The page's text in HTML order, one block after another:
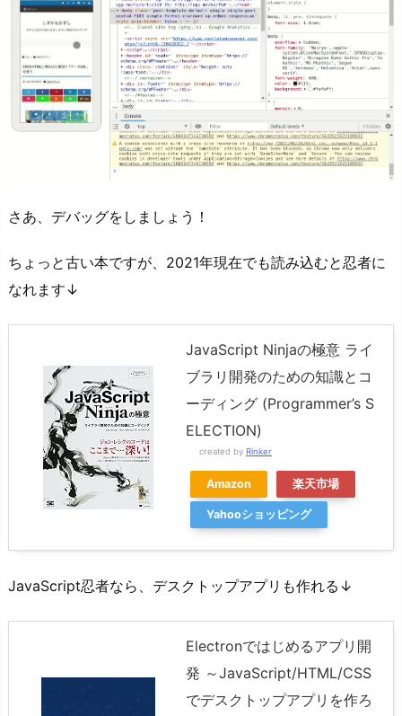
さあ、デバッグをしましょう！
ちょっと古い本ですが、2021年現在でも読み込むと忍者に
なれます↓
JavaScript Ninjaの極意 ライ
ブラリ開発のための知識とコ
ーディング (Programmer’s S
ELECTION)
created by Rinker
Amazon 楽天市場
Yahooショッピング
JavaScript忍者なら、デスクトップアプリも作れる↓
Electronではじめるアプリ開
発 ～JavaScript/HTML/CSS
でデスクトップアプリを作ろ